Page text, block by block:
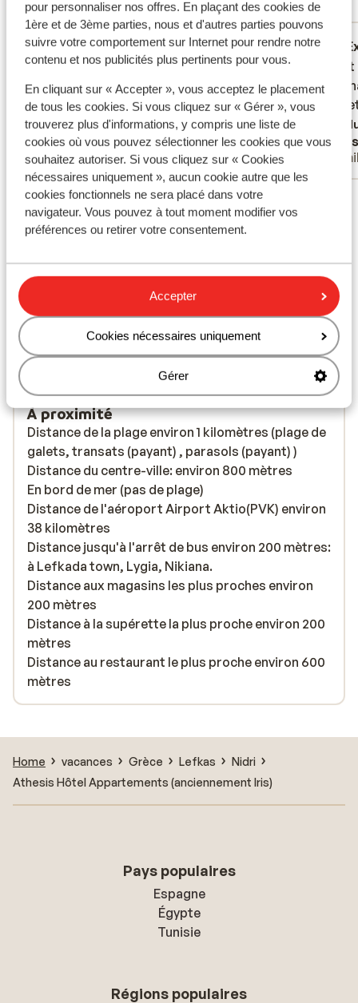
pour personnaliser nos offres. En plaçant des cookies de
1ère et de 3ème parties, nous et d'autres parties pouvons
suivre votre comportement sur Internet pour rendre notre
contenu et nos publicités plus pertinents pour vous.
En cliquant sur « Accepter », vous acceptez le placement
de tous les cookies. Si vous cliquez sur « Gérer », vous
trouverez plus d'informations, y compris une liste de
cookies où vous pouvez sélectionner les cookies que vous
souhaitez autoriser. Si vous cliquez sur « Cookies
nécessaires uniquement », aucun cookie autre que les
cookies fonctionnels ne sera placé dans votre
navigateur. Vous pouvez à tout moment modifier vos
préférences ou retirer votre consentement.
Accepter
Cookies nécessaires uniquement
Gérer
Réservé principalement par couples
8.1 Excellent
il y a 2 semaines
Lekker rustig, maar wel op loop afstand
van de boulevard. Verder gezellig.
Gastvrije mensen, en goede bedden
Lekker rustig, maar wel op loop afstand
van de boulevard. Verder gezellig.
Gastvrije mensen, en goede bedden
Traduire en français (FR)
Martijn
Parents solos
9.5
Voir tous les 62 avis
Emplacement
Afficher sur la carte
À proximité
Distance de la plage environ 1 kilomètres (plage de
galets, transats (payant) , parasols (payant) )
Distance du centre-ville: environ 800 mètres
En bord de mer (pas de plage)
Distance de l'aéroport Airport Aktio(PVK) environ
38 kilomètres
Distance jusqu'à l'arrêt de bus environ 200 mètres:
à Lefkada town, Lygia, Nikiana.
Distance aux magasins les plus proches environ
200 mètres
Distance à la supérette la plus proche environ 200
mètres
Distance au restaurant le plus proche environ 600
mètres
Home vacances Grèce Lefkas
Nidri
Athesis Hôtel Appartements (anciennement Iris)
Pays populaires
Espagne
Égypte
Tunisie
Régions populaires